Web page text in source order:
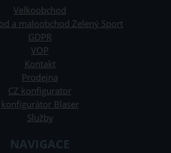
Velkoobchod
a maloobchod Zelený Sport
GDPR
VOP
Kontakt
Prodejna
CZ konfigurator
konfigurátor Blaser
Služby
NAVIGACE